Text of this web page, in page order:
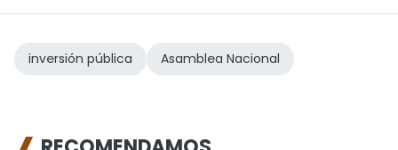
inversión pública Asamblea Nacional